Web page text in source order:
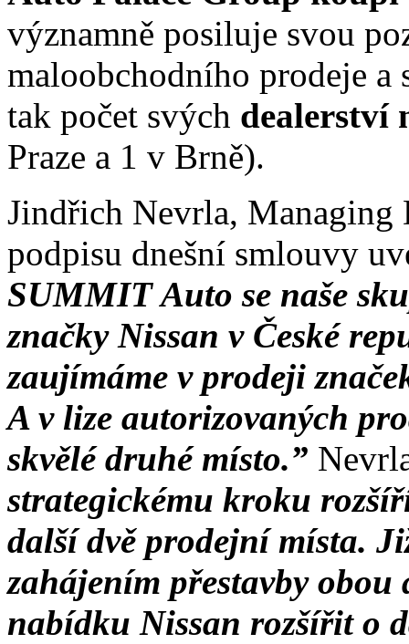
významně posiluje svou
maloobchodního prodeje a
tak počet svých dealerství
Praze a 1 v Brně).
Jindřich Nevrla, Managing
podpisu dnešní smlouvy
SUMMIT Auto se naše
značky Nissan v České
zaujímáme v prodeji
A v lize autorizovaných
skvělé druhé místo.”
strategickému kroku
další dvě prodejní místa.
zahájením přestavby
nabídku Nissan rozšířit o